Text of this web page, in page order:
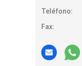
Teléfono:
Fax: